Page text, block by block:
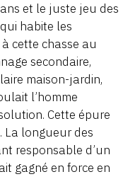
et le juste jeu des
habite les
cette chasse au
secondaire,
maison-jardin,
l’homme
Cette épure
La longueur des
responsable d’un
gagné en force en